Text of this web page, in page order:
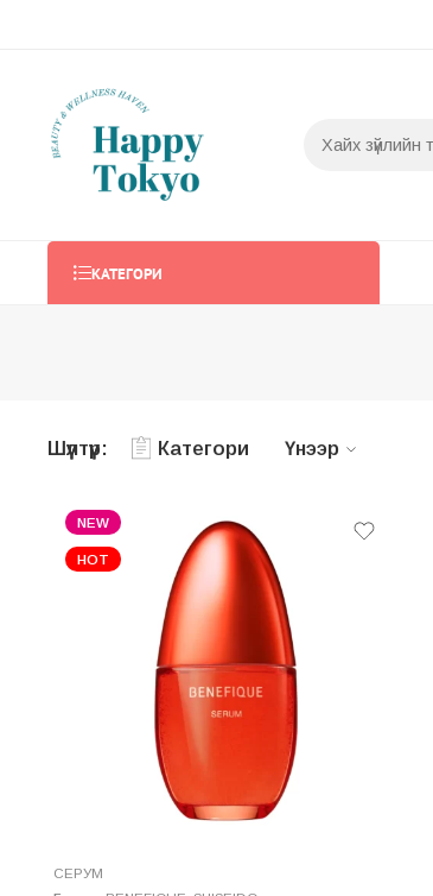
КАТЕГОРИ
Шүүлтүүр: Категори Үнээр
NEW
HOT
СЕРУМ